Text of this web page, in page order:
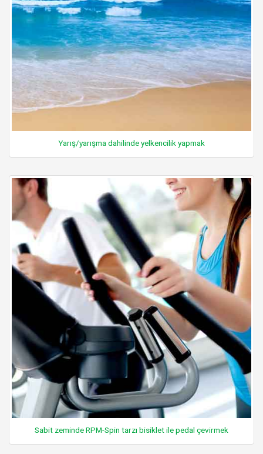
Yarış/yarışma dahilinde yelkencilik yapmak
Sabit zeminde RPM-Spin tarzı bisiklet ile pedal çevirmek